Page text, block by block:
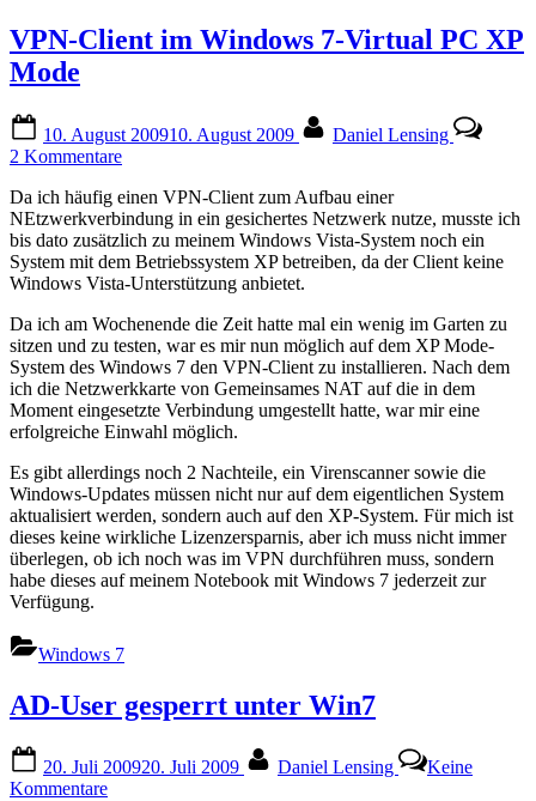
VPN-Client im Windows 7-Virtual PC XP
Mode
on
10. August 200910. August 2009
Daniel Lensing
2 Kommentarezu
Client
im
Windows
7-
Virtual
XP
Mode
Da ich häufig einen VPN-Client zum Aufbau einer
NEtzwerkverbindung in ein gesichertes Netzwerk nutze, musste ich
bis dato zusätzlich zu meinem Windows Vista-System noch ein
System mit dem Betriebssystem XP betreiben, da der Client keine
Windows Vista-Unterstützung anbietet.
Da ich am Wochenende die Zeit hatte mal ein wenig im Garten zu
sitzen und zu testen, war es mir nun möglich auf dem XP Mode-
System des Windows 7 den VPN-Client zu installieren. Nach dem
ich die Netzwerkkarte von Gemeinsames NAT auf die in dem
Moment eingesetzte Verbindung umgestellt hatte, war mir eine
erfolgreiche Einwahl möglich.
Es gibt allerdings noch 2 Nachteile, ein Virenscanner sowie die
Windows-Updates müssen nicht nur auf dem eigentlichen System
aktualisiert werden, sondern auch auf den XP-System. Für mich ist
dieses keine wirkliche Lizenzersparnis, aber ich muss nicht immer
überlegen, ob ich noch was im VPN durchführen muss, sondern
habe dieses auf meinem Notebook mit Windows 7 jederzeit zur
Verfügung.
Windows 7
AD-User gesperrt unter Win7
on
20. Juli 200920. Juli 2009 Daniel Lensing
Keine
Kommentarezu